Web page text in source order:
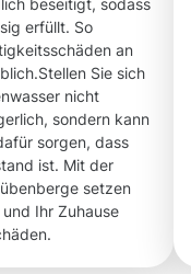
beseitigt, sodass
erfüllt. So
an
Sie sich
nicht
sondern kann
sorgen, dass
ist. Mit der
setzen
Ihr Zuhause